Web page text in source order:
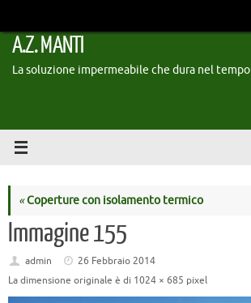
contenuto
A.Z. MANTI
La soluzione impermeabile che dura nel tempo
«Coperture con isolamento termico
Immagine 155
admin
26 Febbraio 2014
La dimensione originale è di 1024 × 685 pixel